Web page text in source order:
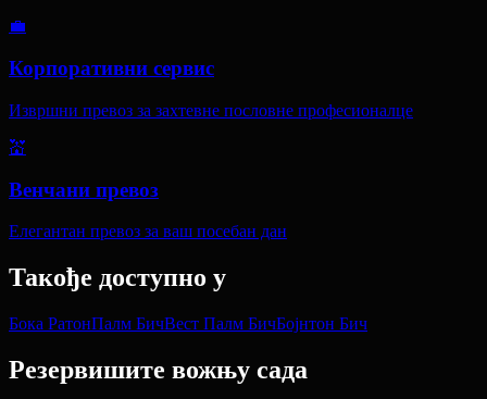
💼
Корпоративни сервис
Извршни превоз за захтевне пословне професионалце
💒
Венчани превоз
Елегантан превоз за ваш посебан дан
Такође доступно у
Бока РатонПалм БичВест Палм БичБојнтон Бич
Резервишите вожњу сада